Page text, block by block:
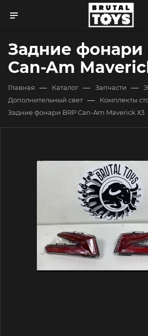
Задние фонари
Can-Am
Главная — Каталог — Запчасти —
Дополнительный свет — Комплекты
Задние фонари BRP Can-Am Maverick Х3